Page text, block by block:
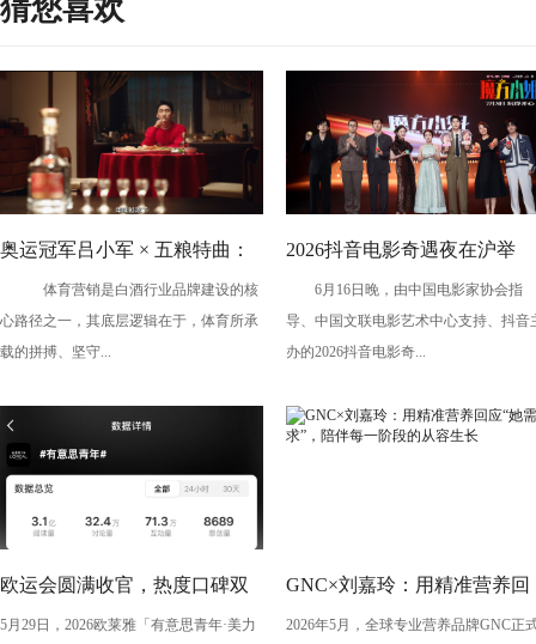
猜您喜欢
奥运冠军吕小军 × 五粮特曲：
以冠军之姿，赴更好之约
体育营销是白酒行业品牌建设的核
心路径之一，其底层逻辑在于，体育所承
载的拼搏、坚守...
2026抖音电影奇遇夜在沪举
办，暑期档剧组、青年创作者
共话光影创作
6月16日晚，由中国电影家协会指
导、中国文联电影艺术中心支持、抖音
办的2026抖音电影奇...
欧运会圆满收官，热度口碑双
丰收！
5月29日，2026欧莱雅「有意思青年·美力
GNC×刘嘉玲：用精准营养回
应“她需求”，陪伴每一阶段的
2026年5月，全球专业营养品牌GNC正